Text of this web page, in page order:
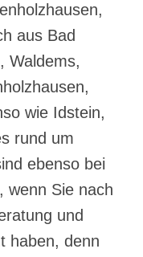
aus Bad
Waldems,
wie Idstein,
rund um
ebenso bei
wenn Sie nach
und
haben, denn